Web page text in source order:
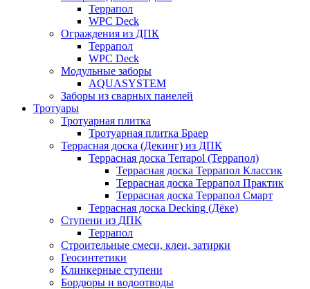
Террапол
WPC Deck
Ограждения из ДПК
Террапол
WPC Deck
Модульные заборы
AQUASYSTEM
Заборы из сварных панелей
Тротуары
Тротуарная плитка
Тротуарная плитка Браер
Террасная доска (Декинг) из ДПК
Террасная доска Terrapol (Террапол)
Террасная доска Террапол Классик
Террасная доска Террапол Практик
Террасная доска Террапол Смарт
Террасная доска Decking (Дёке)
Ступени из ДПК
Террапол
Строительные смеси, клеи, затирки
Геосинтетики
Клинкерные ступени
Бордюры и водоотводы